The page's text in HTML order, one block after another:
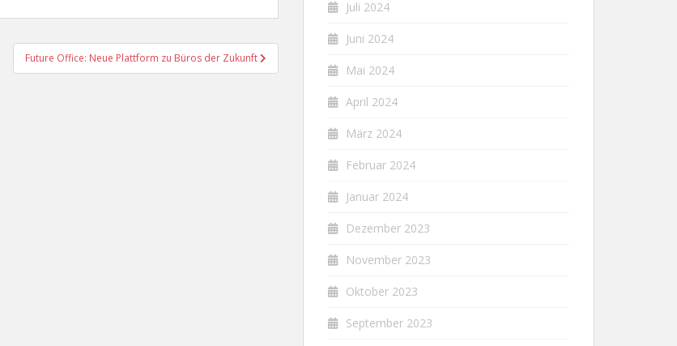
Future Office: Neue Plattform zu Büros der Zukunft
Juli 2024
Juni 2024
Mai 2024
April 2024
März 2024
Februar 2024
Januar 2024
Dezember 2023
November 2023
Oktober 2023
September 2023